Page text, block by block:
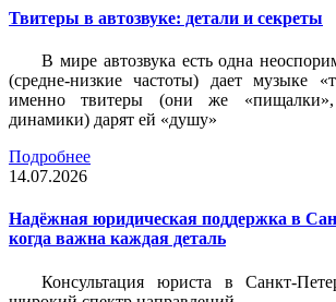
Твитеры в автозвуке: детали и секреты
В мире автозвука есть одна
(средне-низкие частоты) дает музыке
именно твитеры (они же «пищалки»,
динамики) дарят ей «душу»
Подробнее
14.07.2026
Надёжная юридическая поддержка в
когда важна каждая деталь
Консультация юриста в Санкт-